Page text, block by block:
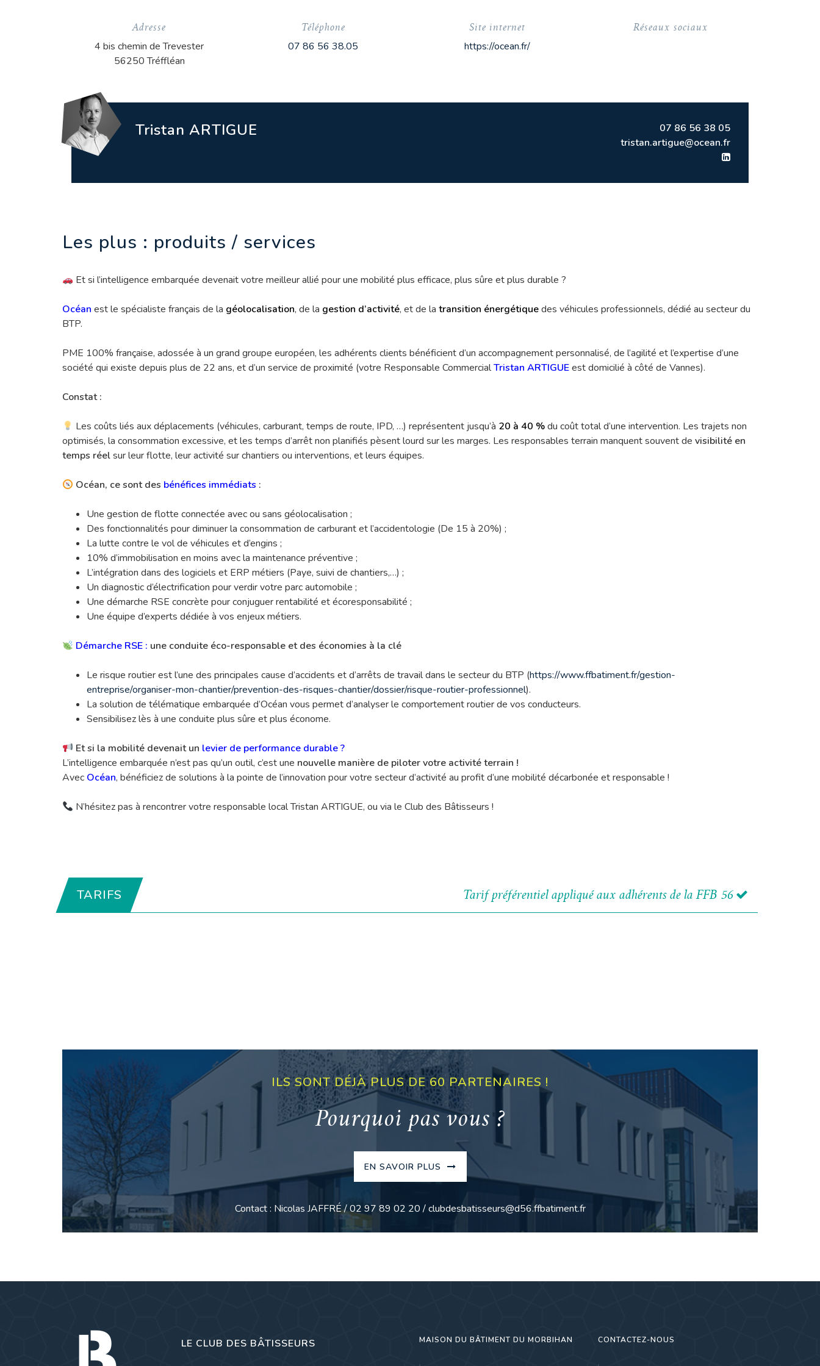
Adresse
4 bis chemin de Trevester
56250 Tréffléan
Téléphone
07 86 56 38.05
Site internet
https://ocean.fr/
Réseaux sociaux
Tristan ARTIGUE
07 86 56 38 05
tristan.artigue@ocean.fr
Les plus : produits / services
Et si l’intelligence embarquée devenait votre meilleur allié pour une mobilité plus efficace, plus sûre et plus durable ?
Océan est le spécialiste français de la géolocalisation, de la gestion d’activité, et de la transition énergétiquedes véhicules professionnels, dédié au secteur du
BTP.
PME 100% française, adossée à un grand groupe européen, les adhérents clients bénéficient d’un accompagnement personnalisé, de l’agilité et l’expertise d’une
société qui existe depuis plus de 22 ans, et d’un service de proximité (votre Responsable CommercialTristan ARTIGUEest domicilié à côté de Vannes).
Constat :
Les coûts liés aux déplacements (véhicules, carburant, temps de route, IPD, …) représentent jusqu’à 20 à 40 %du coût total d’une intervention. Les trajets non
optimisés, la consommation excessive, et les temps d’arrêt non planifiés pèsent lourd sur les marges. Les responsables terrain manquent souvent de visibilité en
temps réelsur leur flotte, leur activité sur chantiers ou interventions, et leurs équipes.
Océan, ce sont des bénéfices immédiats :
Une gestion de flotte connectée avec ou sans géolocalisation ;
Des fonctionnalités pour diminuer la consommation de carburant et l’accidentologie (De 15 à 20%) ;
La lutte contre le vol de véhicules et d’engins ;
10% d’immobilisation en moins avec la maintenance préventive ;
L’intégration dans des logiciels et ERP métiers (Paye, suivi de chantiers,…) ;
Un diagnostic d’électrification pour verdir votre parc automobile ;
Une démarche RSE concrète pour conjuguer rentabilité et écoresponsabilité ;
Une équipe d’experts dédiée à vos enjeux métiers.
Démarche RSE : une conduite éco-responsable et des économies à la clé
Le risque routier est l’une des principales cause d’accidents et d’arrêts de travail dans le secteur du BTP (https://www.ffbatiment.fr/gestion-
entreprise/organiser-mon-chantier/prevention-des-risques-chantier/dossier/risque-routier-professionnel).
La solution de télématique embarquée d’Océan vous permet d’analyser le comportement routier de vos conducteurs.
Sensibilisez lès à une conduite plus sûre et plus économe.
Et si la mobilité devenait un levier de performance durable ?
L’intelligence embarquée n’est pas qu’un outil, c’est une nouvelle manière de piloter votre activité terrain !
Avec Océan, bénéficiez de solutions à la pointe de l’innovation pour votre secteur d’activité au profit d’une mobilité décarbonée et responsable !
N’hésitez pas à rencontrer votre responsable local Tristan ARTIGUE, ou via le Club des Bâtisseurs !
TARIFS Tarif préférentiel appliqué aux adhérents de la FFB 56
ILS SONT DÉJÀ PLUS DE 60 PARTENAIRES !
Pourquoi pas vous ?
EN SAVOIR PLUS
Contact : Nicolas JAFFRÉ / 02 97 89 02 20 / clubdesbatisseurs@d56.ffbatiment.fr
LE CLUB DES BÂTISSEURS MAISON DU BÂTIMENT DU MORBIHAN CONTACTEZ-NOUS